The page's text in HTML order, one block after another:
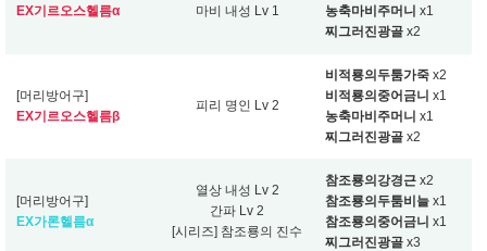
EX기르오스헬름α
마비 내성 Lv 1
농축마비주머니 x1
찌그러진광골 x2
[머리방어구]
EX기르오스헬름β
피리 명인 Lv 2
비적룡의두툼가죽 x2
비적룡의중어금니 x1
농축마비주머니 x1
찌그러진광골 x2
[머리방어구]
EX가론헬름α
열상 내성 Lv 2
간파 Lv 2
[시리즈] 참조룡의 진수
참조룡의강경근 x2
참조룡의두툼비늘 x1
참조룡의중어금니 x1
찌그러진광골 x3